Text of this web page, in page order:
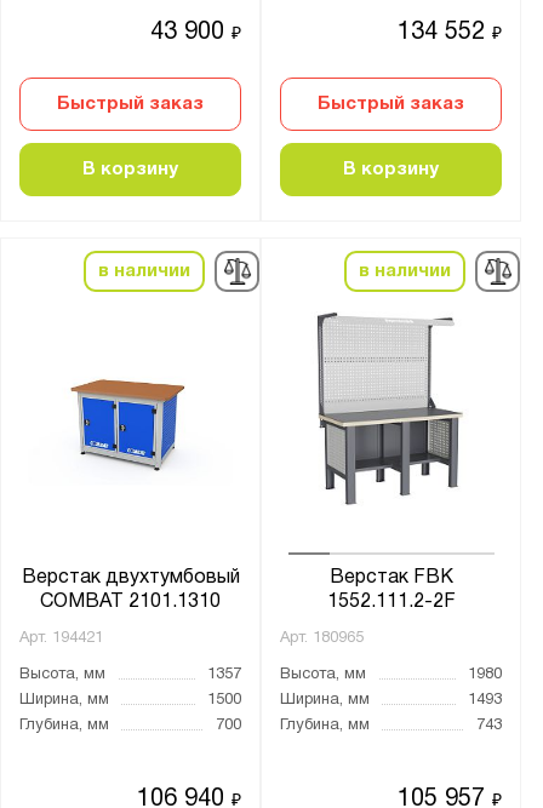
43 900₽
Быстрый заказ
В корзину
134 552₽
Быстрый заказ
В корзину
в наличии
Верстак двухтумбовый
COMBAT 2101.1310
Арт. 194421
Высота, мм
1357
Ширина, мм
1500
Глубина, мм
700
106 940₽
в наличии
Верстак FBK
1552.111.2-2F
Арт. 180965
Высота, мм
1980
Ширина, мм
1493
Глубина, мм
743
105 957₽
2 экрана и крепление для светильника
Опция
Тип покрытия поверхности:
Количество полок, шт.:
Количество выдвижных ящиков, шт.:
1
2
5
6
8